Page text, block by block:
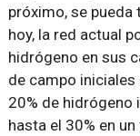
próximo, se
hoy, la red actual
hidrógeno en sus
de campo iniciales
20% de hidrógeno
hasta el 30% en